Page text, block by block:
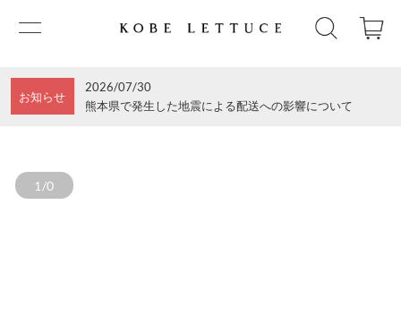
お知らせ
2026/07/30
熊本県で発生した地震による配送への影響について
1/0